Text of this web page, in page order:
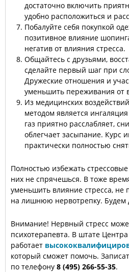
достаточно включить
удобно расположиться и
Побалуйте себя покупкой
позитивное влияние
негатив от влияния стресса.
Общайтесь с друзьями,
сделайте первый шаг при
Дружеские отношения и
уменьшить переживания от
Из медицинских
методом является
газ приятно расслабляет,
облегчает засыпание. Курс
практически полностью
Полностью избежать
них не спрячешься. В тоже
уменьшить влияние стресса, не
на лишнюю нервотрепку. Будем
Внимание! Нервный стресс
психотерапевта. В штате
работает
который сможет помочь.
по телефону 8 (495) 266-55-35.